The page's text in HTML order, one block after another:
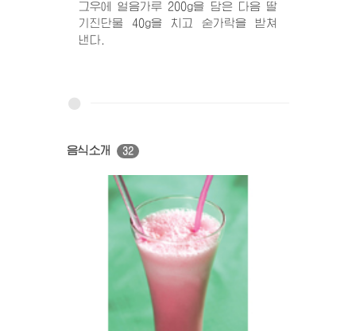
그우에 얼음가루 200g을 담은 다음 딸
기진단물 40g을 치고 숟가락을 받쳐
낸다.
음식소개 32